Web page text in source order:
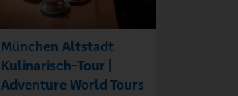
München Altstadt
Kulinarisch-Tour |
Adventure World Tours